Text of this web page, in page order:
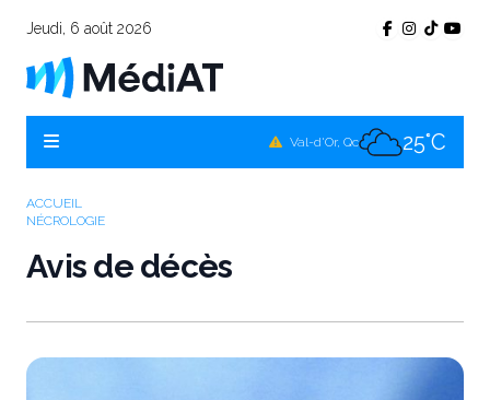
Jeudi, 6 août 2026
Val-d'Or, Qc 25°C
ACCUEIL
NÉCROLOGIE
Avis de décès